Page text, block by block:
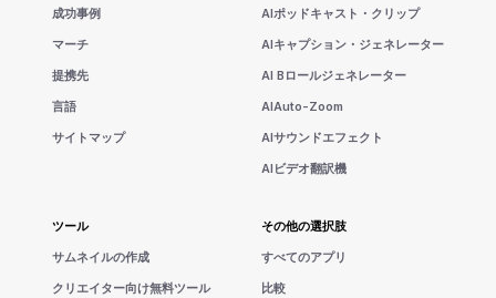
成功事例
マーチ
提携先
言語
サイトマップ
AIポッドキャスト・クリップ
AIキャプション・ジェネレーター
AI Bロールジェネレーター
AIAuto-Zoom
AIサウンドエフェクト
AIビデオ翻訳機
ツール
サムネイルの作成
クリエイター向け無料ツール
その他の選択肢
すべてのアプリ
比較